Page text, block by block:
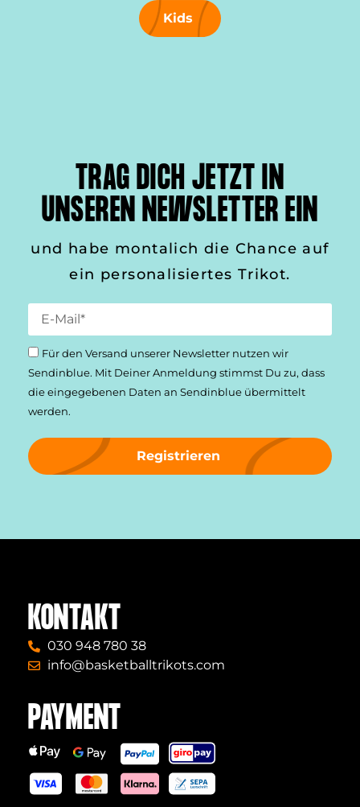
Kids
TRAG DICH JETZT IN
UNSEREN NEWSLETTER EIN
und habe montalich die Chance auf
ein personalisiertes Trikot.
Für den Versand unserer Newsletter nutzen wir
Sendinblue. Mit Deiner Anmeldung stimmst Du zu, dass
die einge­gebenen Daten an Sendinblue übermittelt
werden.
Registrieren
KONTAKT
030 948 780 38
info@basketballtrikots.com
PAYMENT